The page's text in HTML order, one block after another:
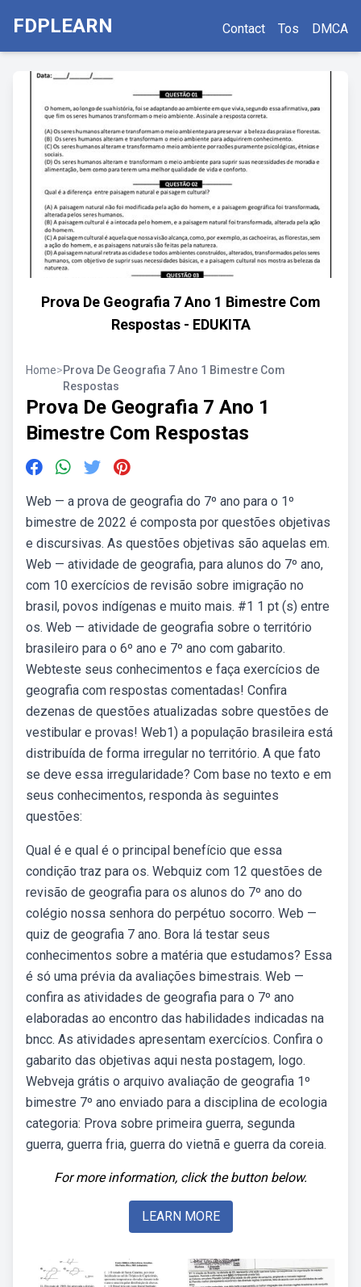
FDPLEARN Contact Tos DMCA
Prova De Geografia 7 Ano 1 Bimestre Com
Respostas - EDUKITA
Home>Prova De Geografia 7 Ano 1 Bimestre Com
Respostas
Prova De Geografia 7 Ano 1
Bimestre Com Respostas
Web — a prova de geografia do 7º ano para o 1º
bimestre de 2022 é composta por questões objetivas
e discursivas. As questões objetivas são aquelas em.
Web — atividade de geografia, para alunos do 7º ano,
com 10 exercícios de revisão sobre imigração no
brasil, povos indígenas e muito mais. #1 1 pt (s) entre
os. Web — atividade de geografia sobre o território
brasileiro para o 6º ano e 7º ano com gabarito.
Webteste seus conhecimentos e faça exercícios de
geografia com respostas comentadas! Confira
dezenas de questões atualizadas sobre questões de
vestibular e provas! Web1) a população brasileira está
distribuída de forma irregular no território. A que fato
se deve essa irregularidade? Com base no texto e em
seus conhecimentos, responda às seguintes
questões:
Qual é e qual é o principal benefício que essa
condição traz para os. Webquiz com 12 questões de
revisão de geografia para os alunos do 7º ano do
colégio nossa senhora do perpétuo socorro. Web —
quiz de geografia 7 ano. Bora lá testar seus
conhecimentos sobre a matéria que estudamos? Essa
é só uma prévia da avaliações bimestrais. Web —
confira as atividades de geografia para o 7º ano
elaboradas ao encontro das habilidades indicadas na
bncc. As atividades apresentam exercícios. Confira o
gabarito das objetivas aqui nesta postagem, logo.
Webveja grátis o arquivo avaliação de geografia 1º
bimestre 7º ano enviado para a disciplina de ecologia
categoria: Prova sobre primeira guerra, segunda
guerra, guerra fria, guerra do vietnã e guerra da coreia.
For more information, click the button below.
LEARN MORE